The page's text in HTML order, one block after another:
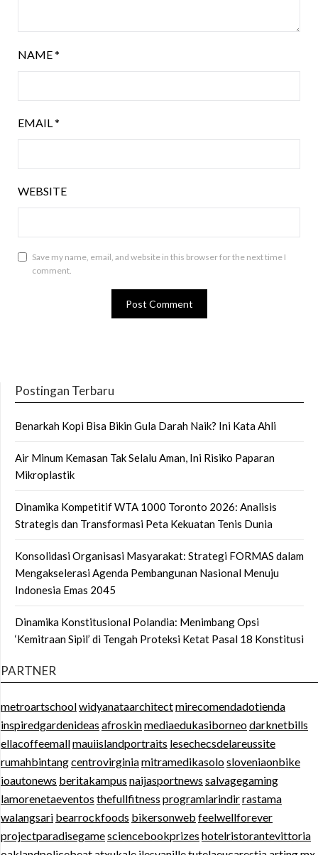
NAME*
EMAIL*
WEBSITE
Save my name, email, and website in this browser for the next time I
comment.
Postingan Terbaru
Benarkah Kopi Bisa Bikin Gula Darah Naik? Ini Kata Ahli
Air Minum Kemasan Tak Selalu Aman, Ini Risiko Paparan
Mikroplastik
Dinamika Kompetitif WTA 1000 Toronto 2026: Analisis
Strategis dan Transformasi Peta Kekuatan Tenis Dunia
Konsolidasi Organisasi Masyarakat: Strategi FORMAS dalam
Mengakselerasi Agenda Pembangunan Nasional Menuju
Indonesia Emas 2045
Dinamika Konstitusional Polandia: Menimbang Opsi
‘Kemitraan Sipil’ di Tengah Proteksi Ketat Pasal 18 Konstitusi
PARTNER
metroartschoolwidyanataarchitectmirecomendadotienda
inspiredgardenideas afroskinmediaedukasiborneodarknetbills
ellacoffeemallmauiislandportraits lesechecsdelareussite
rumahbintangcentrovirginiamitramedikasolosloveniaonbike
ioautonews beritakampus naijasportnews salvagegaming
lamorenetaeventos thefullfitness programlarindirrastama
walangsari bearrockfoods bikersonweb feelwellforever
projectparadisegamesciencebookprizes hotelristorantevittoria